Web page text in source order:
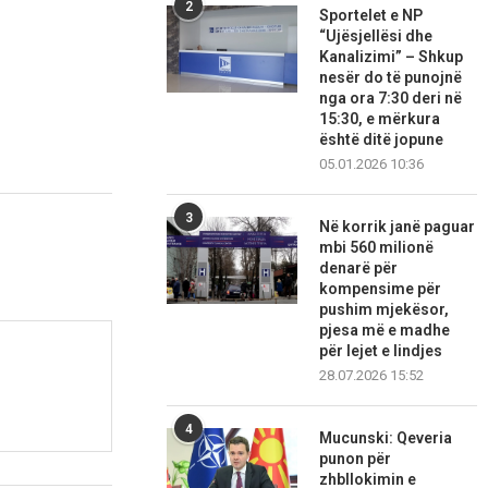
2
Sportelet e NP
“Ujësjellësi dhe
Kanalizimi” – Shkup
nesër do të punojnë
nga ora 7:30 deri në
15:30, e mërkura
është ditë jopune
05.01.2026 10:36
3
Në korrik janë paguar
mbi 560 milionë
denarë për
kompensime për
pushim mjekësor,
pjesa më e madhe
për lejet e lindjes
28.07.2026 15:52
4
Mucunski: Qeveria
punon për
zhbllokimin e